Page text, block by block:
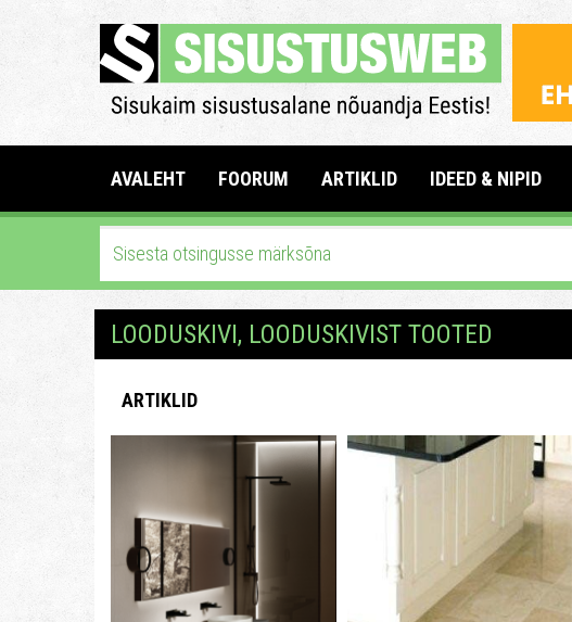
AVALEHT FOORUM ARTIKLID IDEED & NIPID
LOODUSKIVI, LOODUSKIVIST TOOTED
ARTIKLID